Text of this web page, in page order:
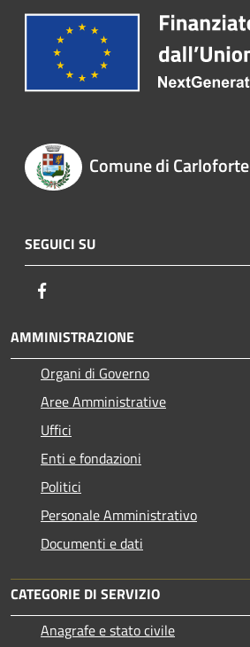
Comune di Carloforte
SEGUICI SU
AMMINISTRAZIONE
Organi di Governo
Aree Amministrative
Uffici
Enti e fondazioni
Politici
Personale Amministrativo
Documenti e dati
CATEGORIE DI SERVIZIO
Anagrafe e stato civile